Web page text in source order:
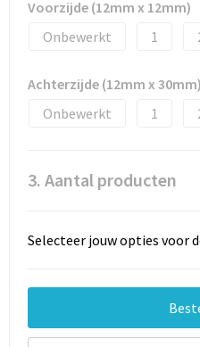
Voorzijde (12mm x 12mm)
Onbewerkt
1
Achterzijde (12mm x 30mm)
Onbewerkt
1
3. Aantal producten
Selecteer jouw opties voor